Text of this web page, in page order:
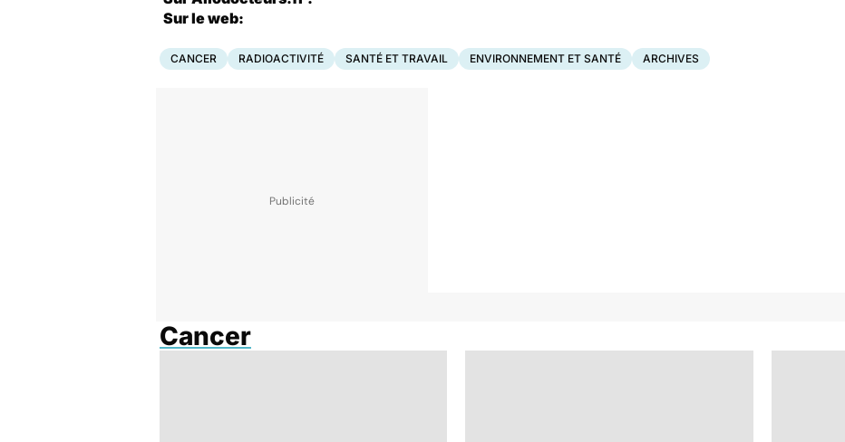
Sur le web:
CANCER RADIOACTIVITÉ SANTÉ ET TRAVAIL ENVIRONNEMENT ET SANTÉ ARCHIVES
Cancer